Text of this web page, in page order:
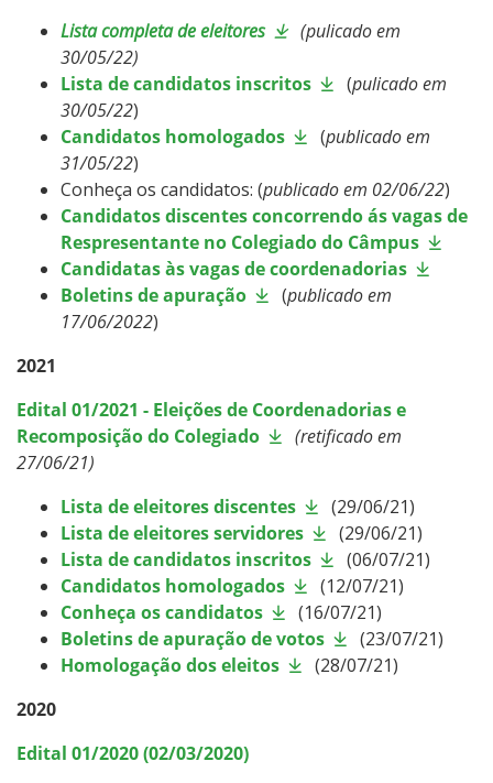
Lista completa de eleitores
(pulicado em
30/05/22)
Lista de candidatos inscritos
(pulicado em
30/05/22)
Candidatos homologados
(publicado em
31/05/22)
Conheça os candidatos: (publicado em 02/06/22)
Candidatos discentes concorrendo ás vagas de
Respresentante no Colegiado do Câmpus
Candidatas às vagas de coordenadorias
Boletins de apuração
(publicado em
17/06/2022)
2021
Edital 01/2021 - Eleições de Coordenadorias e
Recomposição do Colegiado
(retificado em
27/06/21)
Lista de eleitores discentes
(29/06/21)
Lista de eleitores servidores
(29/06/21)
Lista de candidatos inscritos
(06/07/21)
Candidatos homologados
(12/07/21)
Conheça os candidatos
(16/07/21)
Boletins de apuração de votos
(23/07/21)
Homologação dos eleitos
(28/07/21)
2020
Edital 01/2020 (02/03/2020)